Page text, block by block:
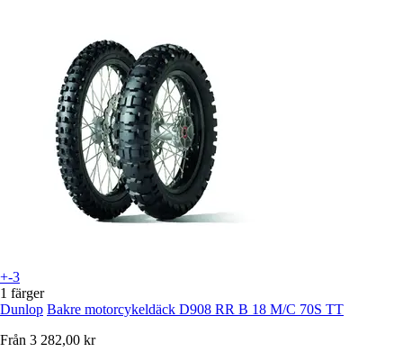
+-3
1 färger
Dunlop Bakre motorcykeldäck D908 RR B 18 M/C 70S TT
Från 3 282,00 kr